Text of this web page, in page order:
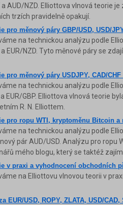
a AUD/NZD. Elliottova vlnová teorie
trzích pravidelně opakují.
pro měnový páry GBP/USD, USD/
na technickou analýzu podle
EUR/NZD. Tyto měnové páry se
pro měnový páry USDJPY, CAD/CHF
na technickou analýzu podle
EUR/GBP. Elliottova vlnová teorie
R. N. Elliottem.
pro ropu WTI, kryptoměnu Bitcoin a
na technickou analýzu podle
pár AUD/USD. Analýzu pro ropu
mého blogu, který se taktéž
v praxi a vyhodnocení obchodních
na Elliottovu vlnovou teorii v
EUR/USD, ROPY, ZLATA, USD/CAD,